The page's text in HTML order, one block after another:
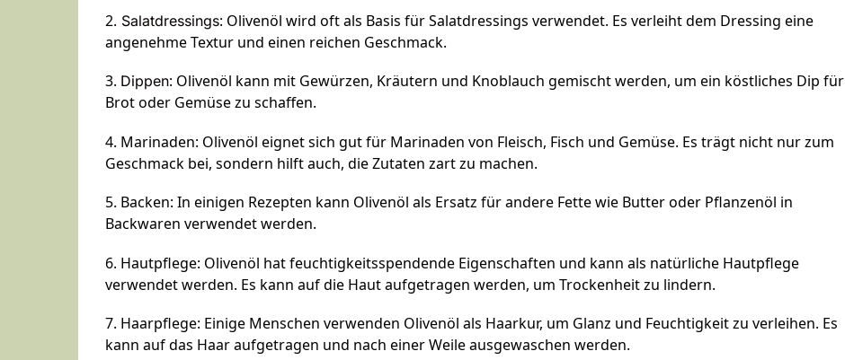
2. Salatdressings: Olivenöl wird oft als Basis für Salatdressings verwendet. Es verleiht dem Dressing eine
angenehme Textur und einen reichen Geschmack.
3. Dippen: Olivenöl kann mit Gewürzen, Kräutern und Knoblauch gemischt werden, um ein köstliches Dip für
Brot oder Gemüse zu schaffen.
4. Marinaden: Olivenöl eignet sich gut für Marinaden von Fleisch, Fisch und Gemüse. Es trägt nicht nur zum
Geschmack bei, sondern hilft auch, die Zutaten zart zu machen.
5. Backen: In einigen Rezepten kann Olivenöl als Ersatz für andere Fette wie Butter oder Pflanzenöl in
Backwaren verwendet werden.
6. Hautpflege: Olivenöl hat feuchtigkeitsspendende Eigenschaften und kann als natürliche Hautpflege
verwendet werden. Es kann auf die Haut aufgetragen werden, um Trockenheit zu lindern.
7. Haarpflege: Einige Menschen verwenden Olivenöl als Haarkur, um Glanz und Feuchtigkeit zu verleihen. Es
kann auf das Haar aufgetragen und nach einer Weile ausgewaschen werden.